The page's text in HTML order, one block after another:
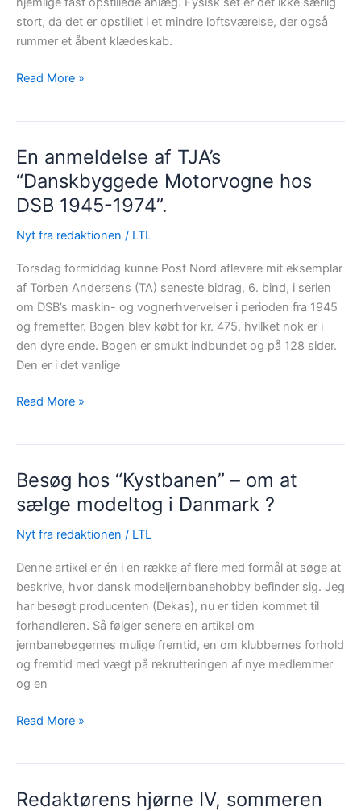
stort, da det er opstillet i et mindre loftsværelse, der også
rummer et åbent klædeskab.
Der
Read More »
En anmeldelse af TJA’s
“Danskbyggede Motorvogne hos
DSB 1945-1974”.
Nyt fra redaktionen / LTL
Torsdag formiddag kunne Post Nord aflevere mit eksemplar
af Torben Andersens (TA) seneste bidrag, 6. bind, i serien
om DSB’s maskin- og vognerhvervelser i perioden fra 1945
og fremefter. Bogen blev købt for kr. 475, hvilket nok er i
den dyre ende. Bogen er smukt indbundet og på 128 sider.
Den er i det vanlige
En
“Danskbyggede
Motorvogne
DSB
1974”.
Read More »
Besøg hos “Kystbanen” – om at
sælge modeltog i Danmark ?
Nyt fra redaktionen / LTL
Denne artikel er én i en række af flere med formål at søge at
beskrive, hvor dansk modeljernbanehobby befinder sig. Jeg
har besøgt producenten (Dekas), nu er tiden kommet til
forhandleren. Så følger senere en artikel om
jernbanebøgernes mulige fremtid, en om klubbernes forhold
og fremtid med vægt på rekrutteringen af nye medlemmer
og en
Besøg
om
Read More »
Redaktørens hjørne IV, sommeren